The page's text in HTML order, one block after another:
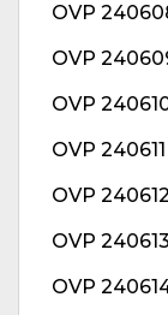
OVP
OVP
OVP
OVP 240611
OVP 240612
OVP 240613
OVP